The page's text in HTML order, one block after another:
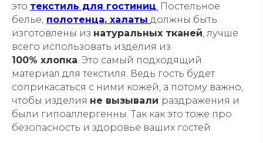
это текстиль для гостиниц. Постельное
белье, полотенца, халаты должны быть
изготовлены из натуральных тканей, лучше
всего использовать изделия из
100% хлопка. Это самый подходящий
материал для текстиля. Ведь гость будет
соприкасаться с ними кожей, а потому важно,
чтобы изделия не вызывали раздражения и
были гипоаллергенны. Так как это тоже про
безопасность и здоровье ваших гостей.